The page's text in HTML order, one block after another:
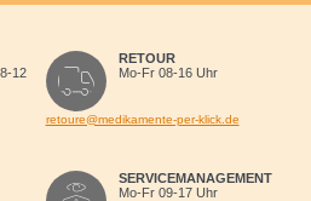
12
RETOUR
Mo-Fr 08-16 Uhr
retoure@medikamente-per-klick.de
SERVICEMANAGEMENT
Mo-Fr 09-17 Uhr